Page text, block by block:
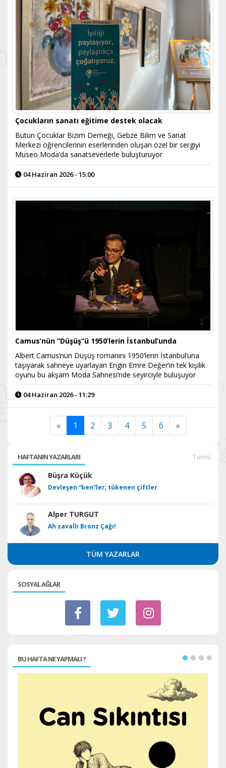
Çocukların sanatı eğitime destek olacak
Bütün Çocuklar Bizim Derneği, Gebze Bilim ve Sanat
Merkezi öğrencilerinin eserlerinden oluşan özel bir sergiyi
Museo Moda’da sanatseverlerle buluşturuyor
04 Haziran 2026 - 15:00
Camus’nün “Düşüş”ü 1950’lerin İstanbul’unda
Albert Camus’nün Düşüş romanını 1950’lerin İstanbul’una
taşıyarak sahneye uyarlayan Engin Emre Değer’in tek kişilik
oyunu bu akşam Moda Sahnesi’nde seyirciyle buluşuyor
04 Haziran 2026 - 11:29
« 1 2 3 4 5 6 »
HAFTANIN YAZARLARI Tümü
Büşra Küçük
Devleşen “ben”ler, tükenen çiftler
Alper TURGUT
Ah zavallı Bronz Çağı!
TÜM YAZARLAR
SOSYAL AĞLAR
BU HAFTA NE YAPMALI ?